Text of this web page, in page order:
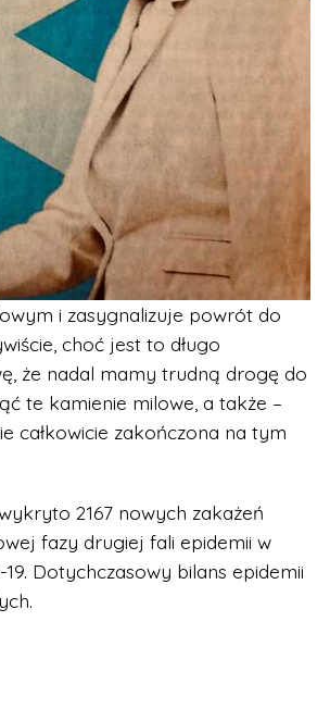
i zasygnalizuje powrót do
choć jest to długo
że nadal mamy trudną drogę do
te kamienie milowe, a także –
całkowicie zakończona na tym
2167 nowych zakażeń
fazy drugiej fali epidemii w
Dotychczasowy bilans epidemii